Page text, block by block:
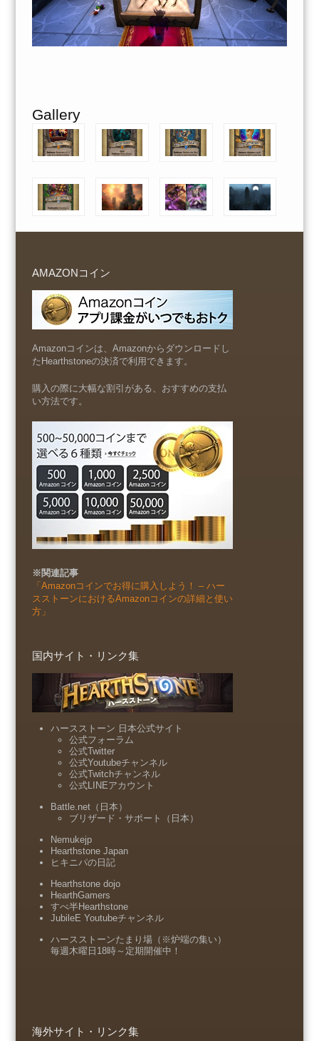
Gallery
AMAZONコイン
Amazonコインは、Amazonからダウンロードし
たHearthstoneの決済で利用できます。
購入の際に大幅な割引がある、おすすめの支払
い方法です。
※関連記事
「Amazonコインでお得に購入しよう！ – ハー
スストーンにおけるAmazonコインの詳細と使い
方」
国内サイト・リンク集
ハースストーン 日本公式サイト
公式フォーラム
公式Twitter
公式Youtubeチャンネル
公式Twitchチャンネル
公式LINEアカウント
Battle.net（日本）
ブリザード・サポート（日本）
Nemukejp
Hearthstone Japan
ヒキニパの日記
Hearthstone dojo
HearthGamers
すべ半Hearthstone
JubileE Youtubeチャンネル
ハースストーンたまり場（※炉端の集い）
毎週木曜日18時～定期開催中！
海外サイト・リンク集